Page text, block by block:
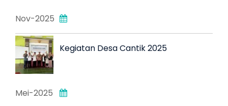
Nov-2025
Kegiatan Desa Cantik 2025
Mei-2025